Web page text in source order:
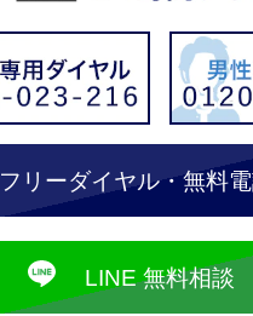
フリーダイヤル・無料
LINE 無料相談